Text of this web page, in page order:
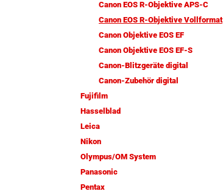
Canon EOS R-Objektive APS-C
Canon EOS R-Objektive Vollformat
Canon Objektive EOS EF
Canon Objektive EOS EF-S
Canon-Blitzgeräte digital
Canon-Zubehör digital
Fujifilm
Hasselblad
Leica
Nikon
Olympus/OM System
Panasonic
Pentax